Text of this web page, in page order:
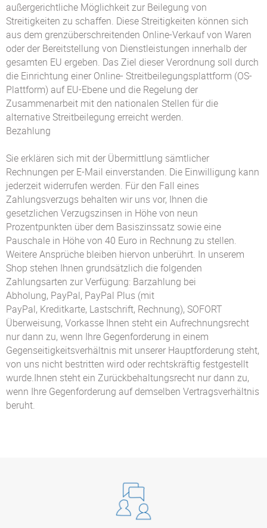
außergerichtliche Möglichkeit zur Beilegung von
Streitigkeiten zu schaffen. Diese Streitigkeiten können sich
aus dem grenzüberschreitenden Online-Verkauf von Waren
oder der Bereitstellung von Dienstleistungen innerhalb der
gesamten EU ergeben. Das Ziel dieser Verordnung soll durch
die Einrichtung einer Online- Streitbeilegungsplattform (OS-
Plattform) auf EU-Ebene und die Regelung der
Zusammenarbeit mit den nationalen Stellen für die
alternative Streitbeilegung erreicht werden.
Bezahlung
Sie erklären sich mit der Übermittlung sämtlicher
Rechnungen per E-Mail einverstanden. Die Einwilligung kann
jederzeit widerrufen werden. Für den Fall eines
Zahlungsverzugs behalten wir uns vor, Ihnen die
gesetzlichen Verzugszinsen in Höhe von neun
Prozentpunkten über dem Basiszinssatz sowie eine
Pauschale in Höhe von 40 Euro in Rechnung zu stellen.
Weitere Ansprüche bleiben hiervon unberührt. In unserem
Shop stehen Ihnen grundsätzlich die folgenden
Zahlungsarten zur Verfügung: Barzahlung bei
Abholung, PayPal, PayPal Plus (mit
PayPal, Kreditkarte, Lastschrift, Rechnung), SOFORT
Überweisung, Vorkasse Ihnen steht ein Aufrechnungsrecht
nur dann zu, wenn Ihre Gegenforderung in einem
Gegenseitigkeitsverhältnis mit unserer Hauptforderung steht,
von uns nicht bestritten wird oder rechtskräftig festgestellt
wurde.Ihnen steht ein Zurückbehaltungsrecht nur dann zu,
wenn Ihre Gegenforderung auf demselben Vertragsverhältnis
beruht.